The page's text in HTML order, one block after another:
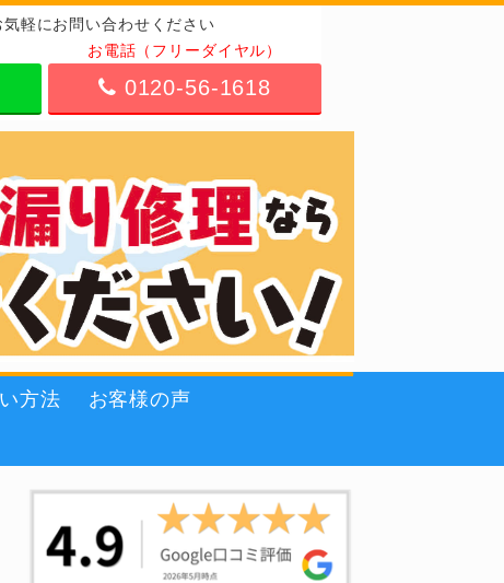
軽にお問い合わせください
お電話（フリーダイヤル）
0120-56-1618
方法 お客様の声